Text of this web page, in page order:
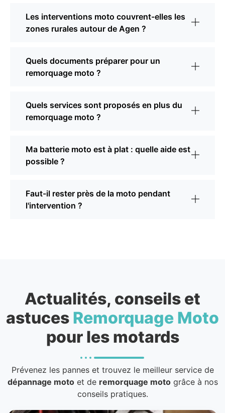
Les interventions moto couvrent-elles les
zones rurales autour de Agen ?
Quels documents préparer pour un
remorquage moto ?
Quels services sont proposés en plus du
remorquage moto ?
Ma batterie moto est à plat : quelle aide est
possible ?
Faut-il rester près de la moto pendant
l'intervention ?
Actualités, conseils et
astuces Remorquage Moto
pour les motards
Prévenez les pannes et trouvez le meilleur service de
dépannage motoet de remorquage motogrâce à nos
conseils pratiques.